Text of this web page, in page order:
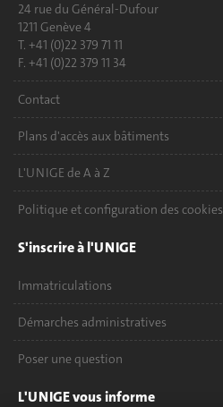
24 rue du Général-Dufour
1211 Genève 4
T. +41 (0)22 379 71 11
F. +41 (0)22 379 11 34
Contact
Plans d'accès aux bâtiments
L'UNIGE de A à Z
Politique et configuration des cookies
S'inscrire à l'UNIGE
Immatriculations
Démarches administratives
Poser une question
L'UNIGE vous informe